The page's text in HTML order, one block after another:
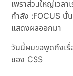
เพราส่วนใหญ่เวลา
กำลัง :FOCUS นั้
แสดงผลออกมา
วันนี้ผมขอพูดถึงเรื่
ของ CSS